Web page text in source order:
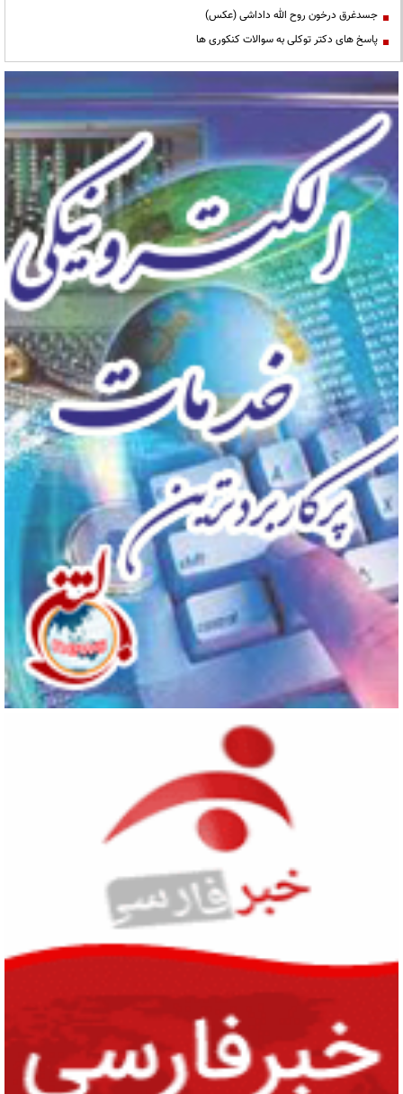
جسدغرق درخون روح الله داداشی (عکس)
پاسخ های دکتر توکلی به سوالات کنکوری ها